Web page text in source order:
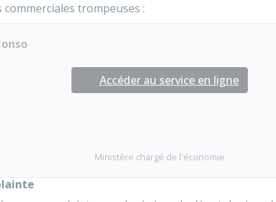
commerciales trompeuses :
Accéder au service en ligne
Ministère chargé de l'économie